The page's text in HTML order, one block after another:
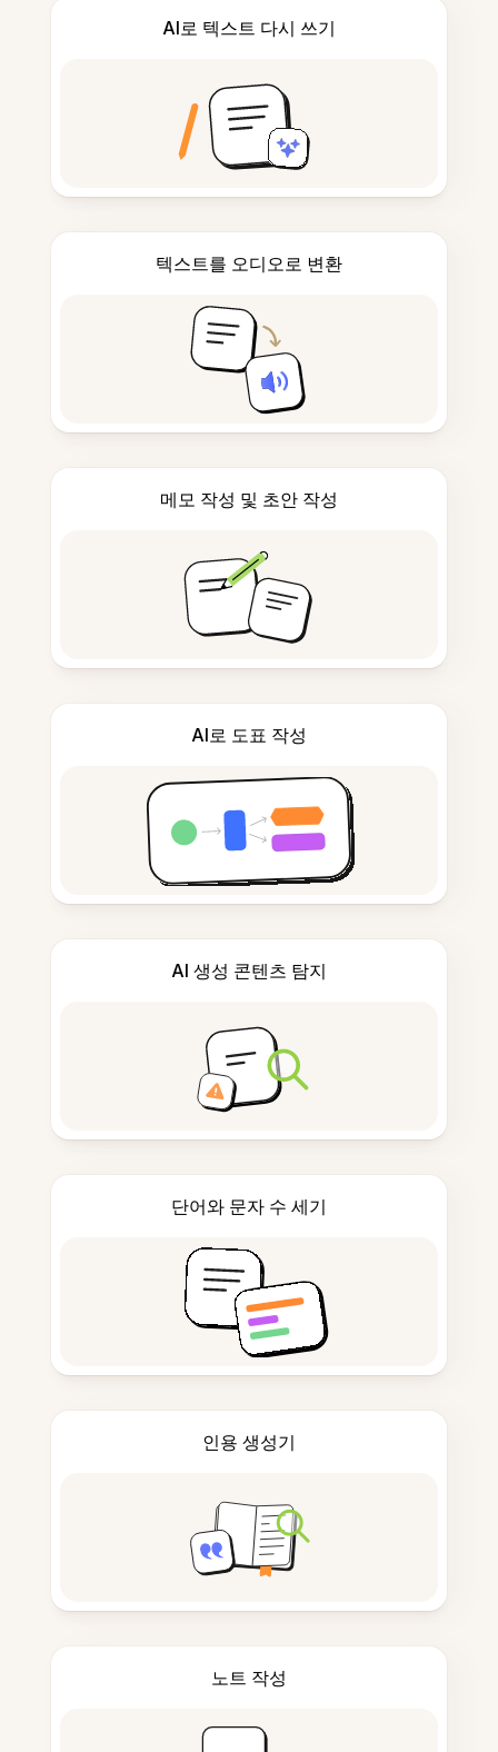
AI로 텍스트 다시 쓰기
텍스트를 오디오로 변환
메모 작성 및 초안 작성
AI로 도표 작성
AI 생성 콘텐츠 탐지
단어와 문자 수 세기
인용 생성기
노트 작성